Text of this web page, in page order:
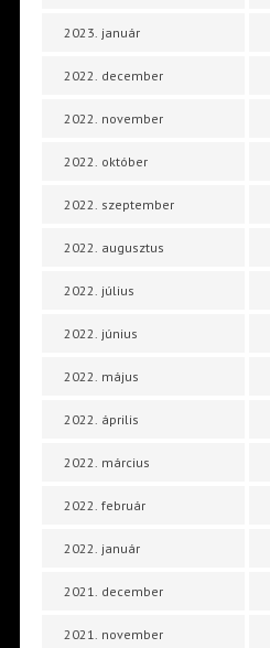
2023. január
2022. december
2022. november
2022. október
2022. szeptember
2022. augusztus
2022. július
2022. június
2022. május
2022. április
2022. március
2022. február
2022. január
2021. december
2021. november